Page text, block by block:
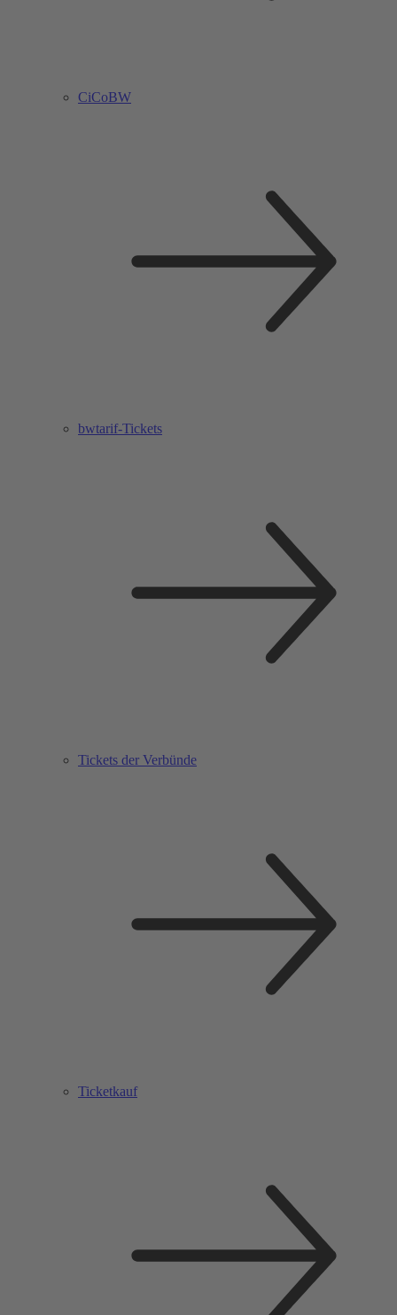
CiCoBW
bwtarif-Tickets
Tickets der Verbünde
Ticketkauf